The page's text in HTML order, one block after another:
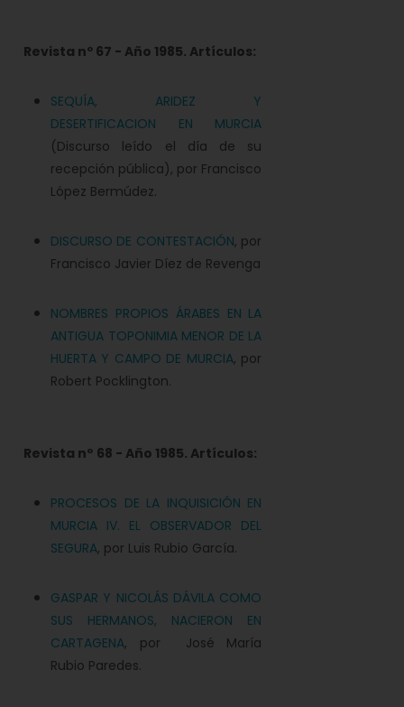
Revista nº 67 - Año 1985. Artículos:
SEQUÍA, ARIDEZ Y
DESERTIFICACION EN MURCIA
(Discurso leído el día de su
recepción pública), por Francisco
López Bermúdez.
DISCURSO DE CONTESTACIÓN, por
Francisco Javier Díez de Revenga
NOMBRES PROPIOS ÁRABES EN LA
ANTIGUA TOPONIMIA MENOR DE LA
HUERTA Y CAMPO DE MURCIA, por
Robert Pocklington.
Revista nº 68 - Año 1985. Artículos:
PROCESOS DE LA INQUISICIÓN EN
MURCIA IV. EL OBSERVADOR DEL
SEGURA, por Luis Rubio García.
GASPAR Y NICOLÁS DÁVILA COMO
SUS HERMANOS, NACIERON EN
CARTAGENA, por José María
Rubio Paredes.